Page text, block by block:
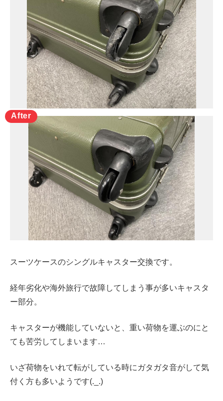
スーツケースのシングルキャスター交換です。
経年劣化や海外旅行で故障してしまう事が多いキャスタ
ー部分。
キャスターが機能していないと、重い荷物を運ぶのにと
ても苦労してしまいます…
いざ荷物をいれて転がしている時にガタガタ音がして気
付く方も多いようです(._.)